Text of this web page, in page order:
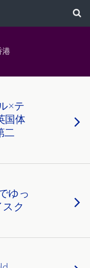
港
×テ
国体
二
ゆっ
ク